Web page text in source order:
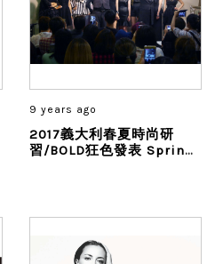
9 years ago
2017義大利春夏時尚研
習/BOLD狂色發表 Spring